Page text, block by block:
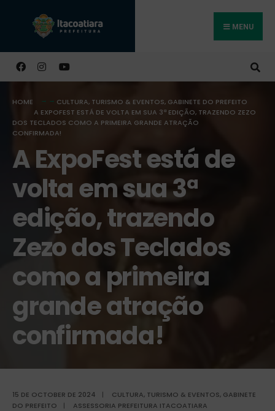
MENU
HOME CULTURA, TURISMO & EVENTOS, GABINETE DO PREFEITO
A EXPOFEST ESTÁ DE VOLTA EM SUA 3ª EDIÇÃO, TRAZENDO ZEZO
DOS TECLADOS COMO A PRIMEIRA GRANDE ATRAÇÃO
CONFIRMADA!
A ExpoFest está de
volta em sua 3ª
edição, trazendo
Zezo dos Teclados
como a primeira
grande atração
confirmada!
15 DE OCTOBER DE 2024 | CULTURA, TURISMO & EVENTOS, GABINETE
DO PREFEITO
| ASSESSORIA PREFEITURA ITACOATIARA
Buscar